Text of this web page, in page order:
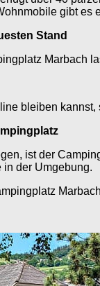
gibt es
Stand
Marbach
bleiben
ist der
in der Umgebung.